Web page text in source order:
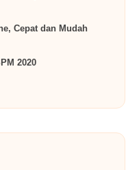
Cepat dan Mudah
2020